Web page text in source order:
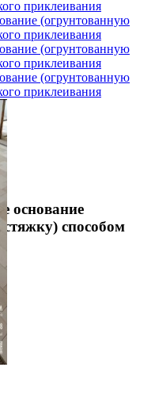
основание
способом